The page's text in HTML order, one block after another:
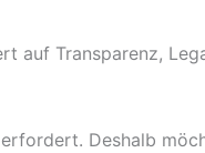
auf Transparenz,
Deshalb